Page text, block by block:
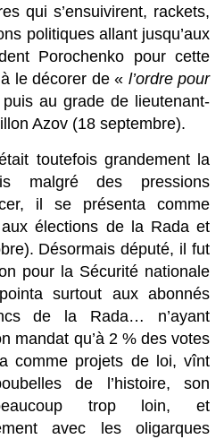
qui s’ensuivirent, rackets,
politiques allant jusqu’aux
Porochenko pour cette
le décorer de « l’ordre pour
au grade de lieutenant-
Azov (18 septembre).
toutefois grandement la
malgré des pressions
il se présenta comme
élections de la Rada et
Désormais député, il fut
pour la Sécurité nationale
surtout aux abonnés
de la Rada… n’ayant
mandat qu’à 2 % des votes
comme projets de loi, vînt
de l’histoire, son
trop loin, et
avec les oligarques